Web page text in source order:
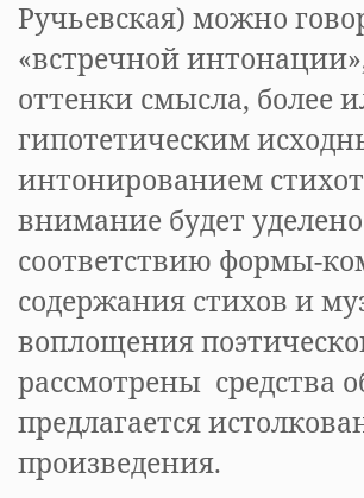
Ручьевская) можно
«встречной
оттенки смысла, более
гипотетическим
интонированием
внимание будет
соответствию формы-
содержания стихов и
воплощения
рассмотрены средства
предлагается
произведения.